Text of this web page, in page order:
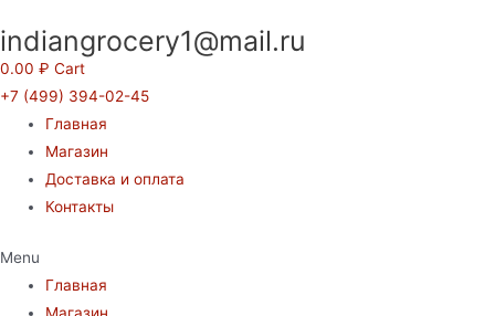
к
содержимому
indiangrocery1@mail.ru
0.00 ₽ Cart
+7 (499) 394-02-45
Главная
Магазин
Доставка и оплата
Контакты
Menu
Главная
Магазин